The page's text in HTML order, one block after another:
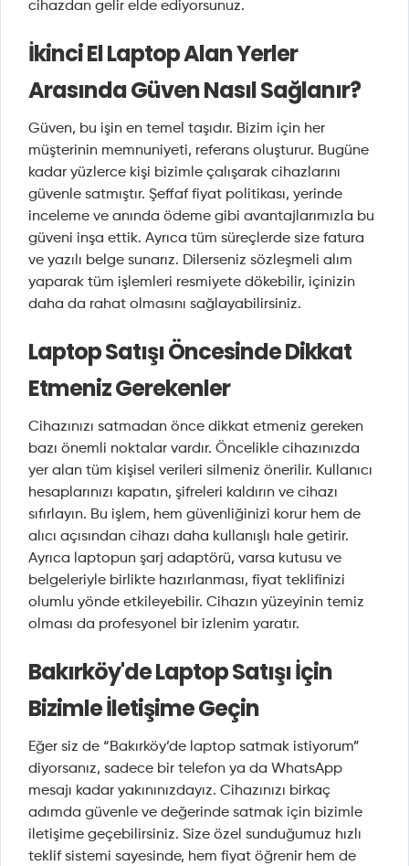
cihazdan gelir elde ediyorsunuz.
İkinci El Laptop Alan Yerler
Arasında Güven Nasıl Sağlanır?
Güven, bu işin en temel taşıdır. Bizim için her
müşterinin memnuniyeti, referans oluşturur. Bugüne
kadar yüzlerce kişi bizimle çalışarak cihazlarını
güvenle satmıştır. Şeffaf fiyat politikası, yerinde
inceleme ve anında ödeme gibi avantajlarımızla bu
güveni inşa ettik. Ayrıca tüm süreçlerde size fatura
ve yazılı belge sunarız. Dilerseniz sözleşmeli alım
yaparak tüm işlemleri resmiyete dökebilir, içinizin
daha da rahat olmasını sağlayabilirsiniz.
Laptop Satışı Öncesinde Dikkat
Etmeniz Gerekenler
Cihazınızı satmadan önce dikkat etmeniz gereken
bazı önemli noktalar vardır. Öncelikle cihazınızda
yer alan tüm kişisel verileri silmeniz önerilir. Kullanıcı
hesaplarınızı kapatın, şifreleri kaldırın ve cihazı
sıfırlayın. Bu işlem, hem güvenliğinizi korur hem de
alıcı açısından cihazı daha kullanışlı hale getirir.
Ayrıca laptopun şarj adaptörü, varsa kutusu ve
belgeleriyle birlikte hazırlanması, fiyat teklifinizi
olumlu yönde etkileyebilir. Cihazın yüzeyinin temiz
olması da profesyonel bir izlenim yaratır.
Bakırköy'de Laptop Satışı İçin
Bizimle İletişime Geçin
Eğer siz de “Bakırköy’de laptop satmak istiyorum”
diyorsanız, sadece bir telefon ya da WhatsApp
mesajı kadar yakınınızdayız. Cihazınızı birkaç
adımda güvenle ve değerinde satmak için bizimle
iletişime geçebilirsiniz. Size özel sunduğumuz hızlı
teklif sistemi sayesinde, hem fiyat öğrenir hem de